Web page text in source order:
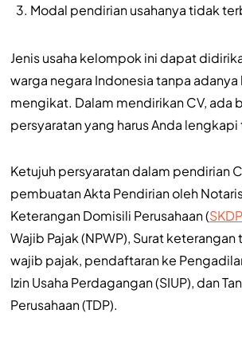
Modal pendirian usahanya tidak
Jenis usaha kelompok ini dapat
warga negara Indonesia tanpa adanya
mengikat. Dalam mendirikan CV, ada
persyaratan yang harus Anda
Ketujuh persyaratan dalam pendirian
pembuatan Akta Pendirian oleh
Keterangan Domisili Perusahaan (SKDP
Wajib Pajak (NPWP), Surat
wajib pajak, pendaftaran ke
Izin Usaha Perdagangan (SIUP), dan
Perusahaan (TDP).